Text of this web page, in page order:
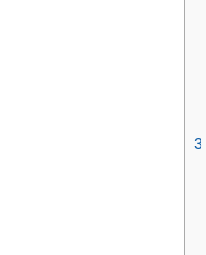
3